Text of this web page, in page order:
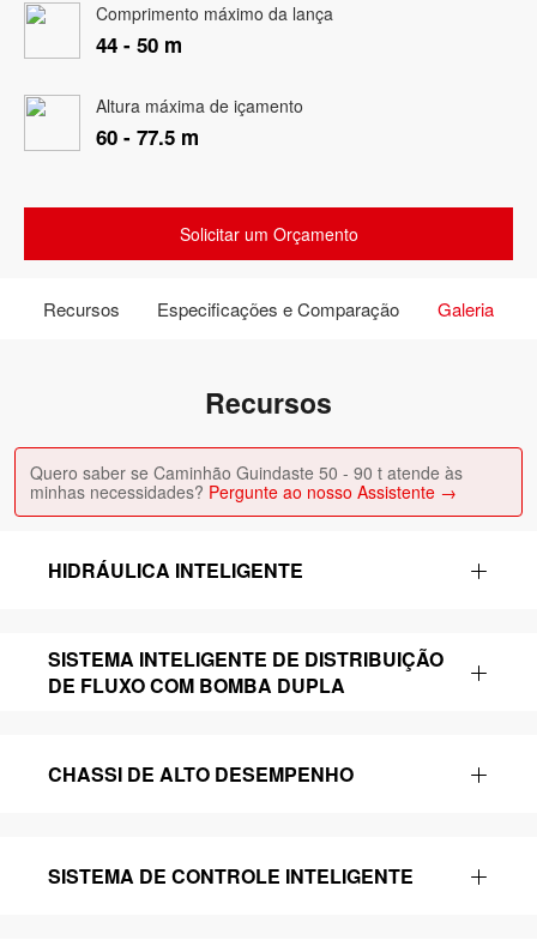
Comprimento máximo da lança
44 - 50 m
Altura máxima de içamento
60 - 77.5 m
Solicitar um Orçamento
Recursos Especificações e Comparação Galeria
Recursos
Quero saber se Caminhão Guindaste 50 - 90 t atende às
minhas necessidades? Pergunte ao nosso Assistente →
HIDRÁULICA INTELIGENTE
SISTEMA INTELIGENTE DE DISTRIBUIÇÃO
DE FLUXO COM BOMBA DUPLA
CHASSI DE ALTO DESEMPENHO
SISTEMA DE CONTROLE INTELIGENTE